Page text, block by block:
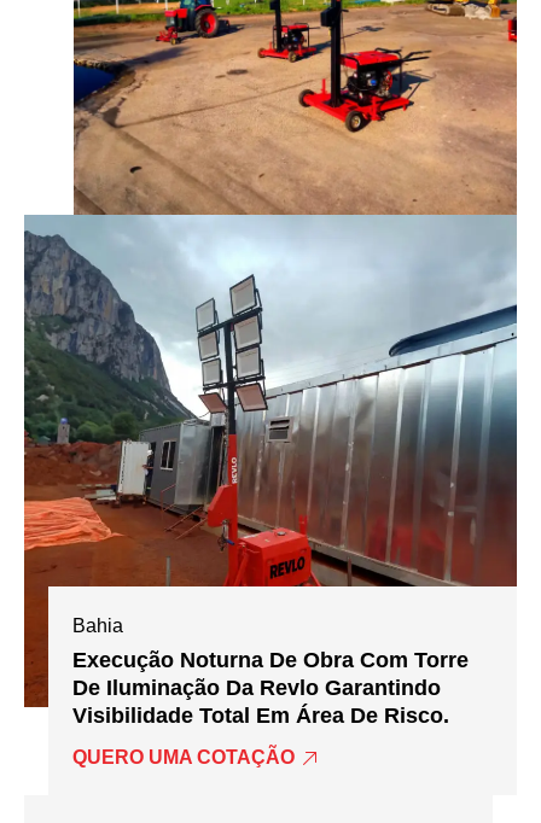
Bahia
Execução Noturna De Obra Com Torre
De Iluminação Da Revlo Garantindo
Visibilidade Total Em Área De Risco.
QUERO UMA COTAÇÃO